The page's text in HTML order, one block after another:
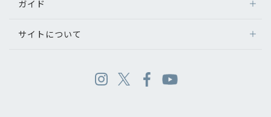
ガイド
サイトについて